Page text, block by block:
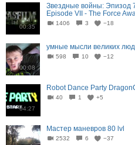
00:35
Звездные войны: Эпизод
Episode VII - The Force
1406 3 −18
00:08
умные мысли великих
598 10 −12
04:27
Robot Dance Party
40 1 +5
Мастер маневров 80 lvl
2532 6 −37